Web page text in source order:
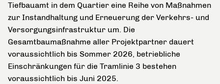
Tiefbauamt in dem Quartier eine Reihe von Maßnahmen
zur Instandhaltung und Erneuerung der Verkehrs- und
Versorgungsinfrastruktur um. Die
Gesamtbaumaßnahme aller Projektpartner dauert
voraussichtlich bis Sommer 2026, betriebliche
Einschränkungen für die Tramlinie 3 bestehen
voraussichtlich bis Juni 2025.